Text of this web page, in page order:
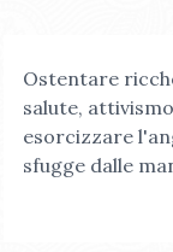
Ostentare
salute,
esorcizzare
sfugge dalle